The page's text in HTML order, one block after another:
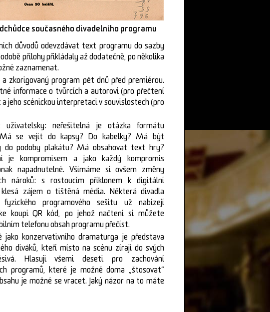
současného divadelního programu
důvodů odevzdávat text programu do sazby
přílohy přikládaly až dodatečně, po několika
zaznamenat.
zkorigovaný program pět dnů před premiérou.
informace o tvůrcích a autorovi (pro přečtení
jeho scénickou interpretaci v souvislostech (pro
uživatelsky: neřešitelná je otázka formátu
se vejít do kapsy? Do kabelky? Má být
do podoby plakátu? Má obsahovat text hry?
je kompromisem a jako každý kompromis
napadnutelné. Všímáme si ovšem změny
nároků: s rostoucím příklonem k digitální
klesá zájem o tištěná média. Některá divadla
programového sešitu už nabízejí
koupi QR kód, po jehož načtení si můžete
telefonu obsah programu přečíst.
jako konzervativního dramaturga je představa
diváků, kteří místo na scénu zírají do svých
Hlasuji všemi deseti pro zachování
programů, které je možné doma „štosovat“
je možné se vracet. Jaký názor na to máte